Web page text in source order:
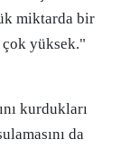
miktarda bir
yüksek."
kurdukları
da